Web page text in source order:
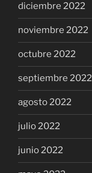
diciembre 2022
noviembre 2022
octubre 2022
septiembre 2022
agosto 2022
julio 2022
junio 2022